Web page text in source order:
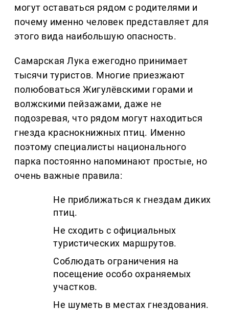
могут оставаться рядом с родителями и
почему именно человек представляет для
этого вида наибольшую опасность.
Самарская Лука ежегодно принимает
тысячи туристов. Многие приезжают
полюбоваться Жигулёвскими горами и
волжскими пейзажами, даже не
подозревая, что рядом могут находиться
гнезда краснокнижных птиц. Именно
поэтому специалисты национального
парка постоянно напоминают простые, но
очень важные правила:
Не приближаться к гнездам диких
птиц.
Не сходить с официальных
туристических маршрутов.
Соблюдать ограничения на
посещение особо охраняемых
участков.
Не шуметь в местах гнездования.